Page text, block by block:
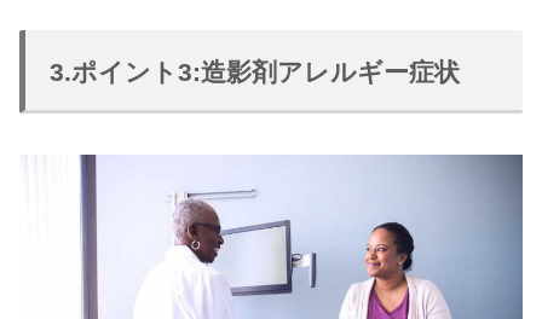
3.ポイント3:造影剤アレルギー症状